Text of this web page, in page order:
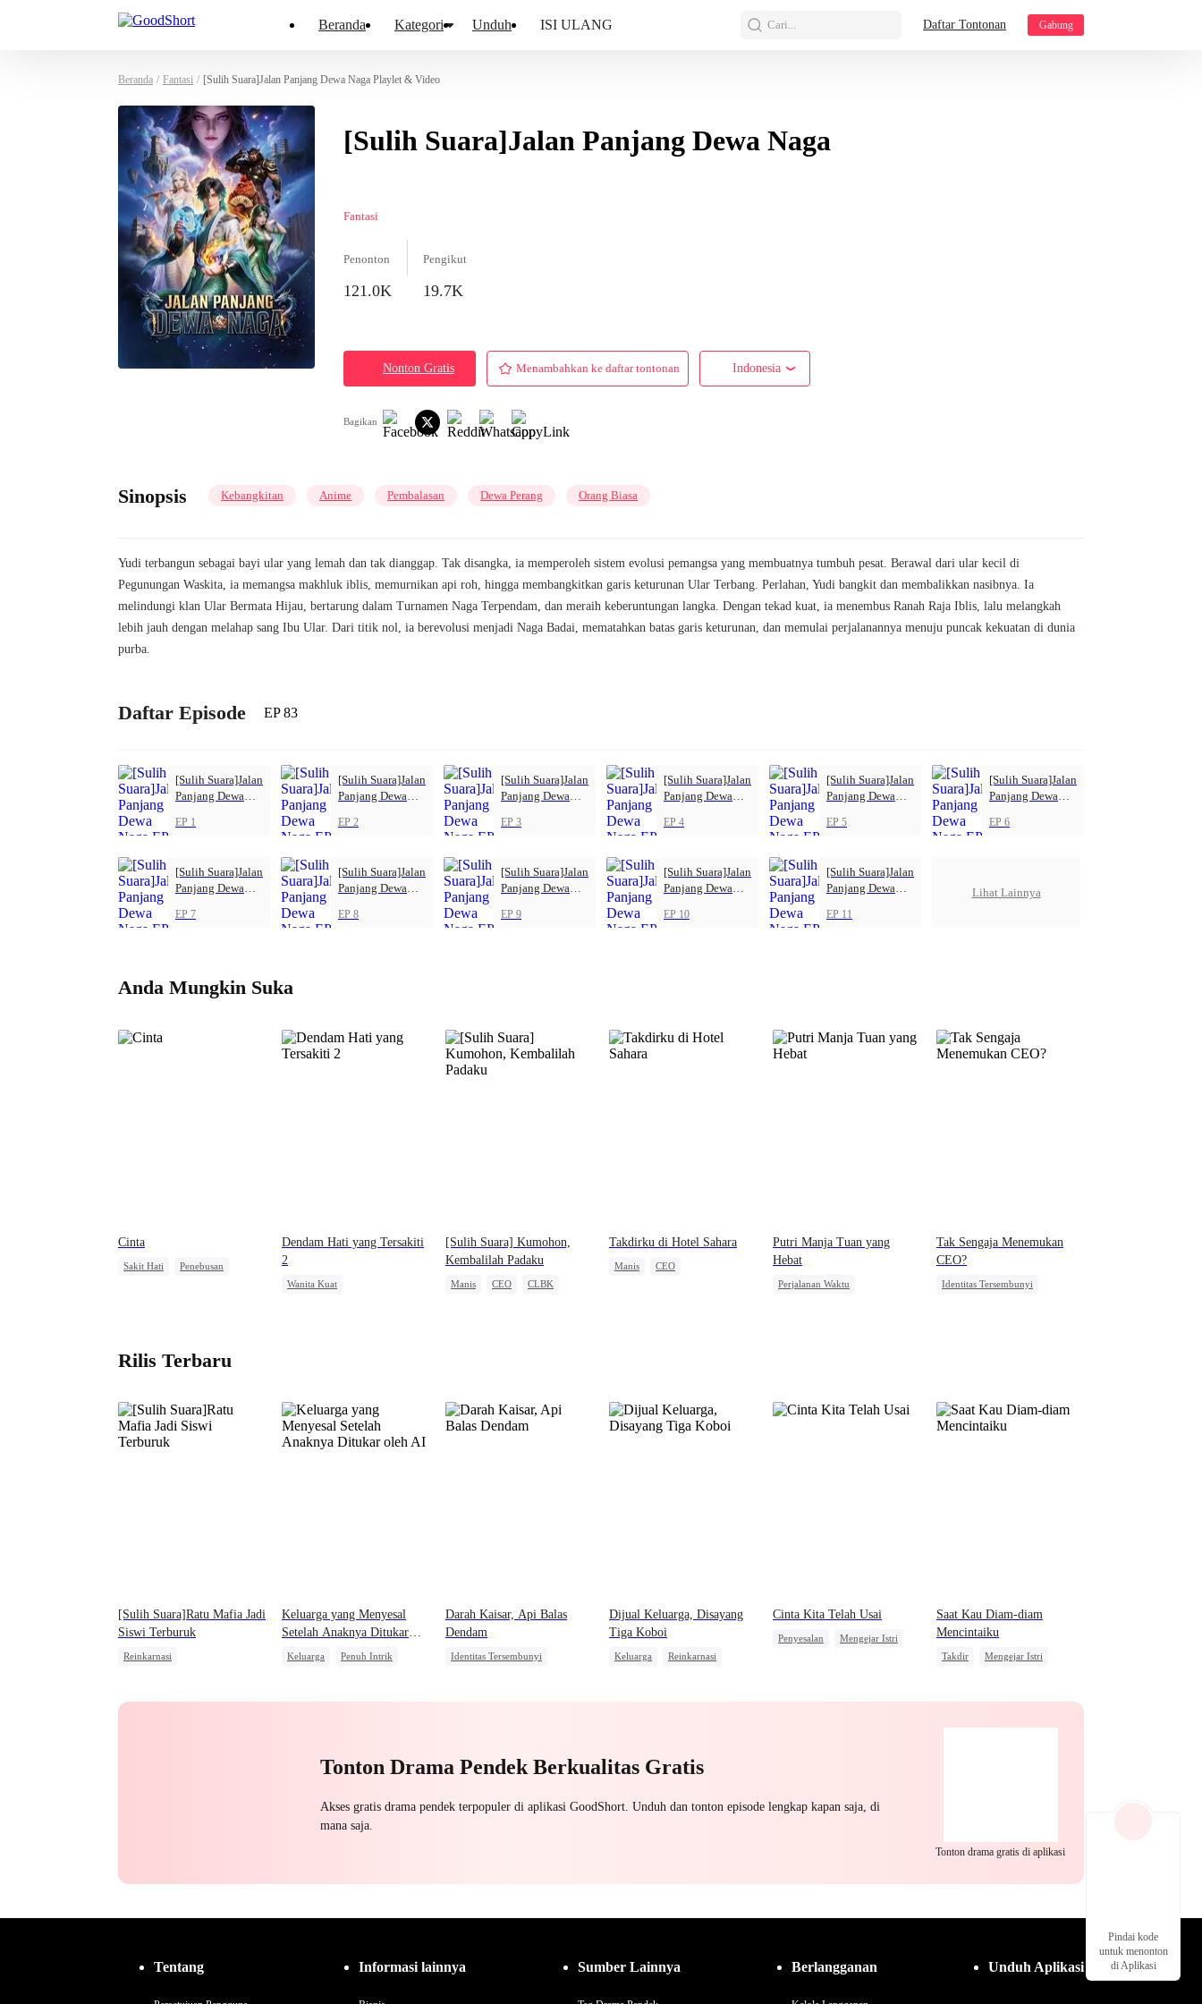
Beranda Kategori Unduh ISI ULANG Cari... Daftar Tontonan Gabung
Beranda / Fantasi / [Sulih Suara]Jalan Panjang Dewa Naga Playlet & Video
[Sulih Suara]Jalan Panjang Dewa Naga
Fantasi
Penonton
121.0K
Pengikut
19.7K
Nonton Gratis Menambahkan ke daftar tontonan Indonesia
Bagikan
Sinopsis Kebangkitan Anime Pembalasan Dewa Perang Orang Biasa
Yudi terbangun sebagai bayi ular yang lemah dan tak dianggap. Tak disangka, ia memperoleh sistem evolusi pemangsa yang membuatnya tumbuh pesat. Berawal dari ular kecil di
Pegunungan Waskita, ia memangsa makhluk iblis, memurnikan api roh, hingga membangkitkan garis keturunan Ular Terbang. Perlahan, Yudi bangkit dan membalikkan nasibnya. Ia
melindungi klan Ular Bermata Hijau, bertarung dalam Turnamen Naga Terpendam, dan meraih keberuntungan langka. Dengan tekad kuat, ia menembus Ranah Raja Iblis, lalu melangkah
lebih jauh dengan melahap sang Ibu Ular. Dari titik nol, ia berevolusi menjadi Naga Badai, mematahkan batas garis keturunan, dan memulai perjalanannya menuju puncak kekuatan di dunia
purba.
Daftar Episode EP 83
[Sulih Suara]Jalan
Panjang Dewa
EP 1
[Sulih Suara]Jalan
Panjang Dewa
EP 2
[Sulih Suara]Jalan
Panjang Dewa
EP 3
[Sulih Suara]Jalan
Panjang Dewa
EP 4
[Sulih Suara]Jalan
Panjang Dewa
EP 5
[Sulih Suara]Jalan
Panjang Dewa
EP 6
[Sulih Suara]Jalan
Panjang Dewa
EP 7
[Sulih Suara]Jalan
Panjang Dewa
EP 8
[Sulih Suara]Jalan
Panjang Dewa
EP 9
[Sulih Suara]Jalan
Panjang Dewa
EP 10
[Sulih Suara]Jalan
Panjang Dewa
EP 11
Lihat Lainnya
Anda Mungkin Suka
Cinta
Sakit Hati
Penebusan
Dendam Hati yang Tersakiti
2
Wanita Kuat
[Sulih Suara] Kumohon,
Kembalilah Padaku
Manis CEO
CLBK
Takdirku di Hotel Sahara
Manis
CEO
Putri Manja Tuan yang
Hebat
Perjalanan Waktu
Tak Sengaja Menemukan
CEO?
Identitas Tersembunyi
Rilis Terbaru
[Sulih Suara]Ratu Mafia Jadi
Siswi Terburuk
Reinkarnasi
Keluarga yang Menyesal
Setelah Anaknya Ditukar
oleh AI
Keluarga
Penuh Intrik
Darah Kaisar, Api Balas
Dendam
Identitas Tersembunyi
Dijual Keluarga, Disayang
Tiga Koboi
Keluarga
Reinkarnasi
Cinta Kita Telah Usai
Penyesalan
Mengejar Istri
Saat Kau Diam-diam
Mencintaiku
Takdir
Mengejar Istri
Tonton Drama Pendek Berkualitas Gratis
Akses gratis drama pendek terpopuler di aplikasi GoodShort. Unduh dan tonton episode lengkap kapan saja, di
mana saja.
Tonton drama gratis di aplikasi
Tentang Informasi lainnya Sumber Lainnya Berlangganan Unduh Aplikasi
Pindai kode
untuk menonton
di Aplikasi